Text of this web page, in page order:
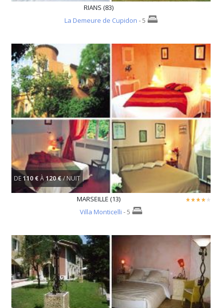
RIANS (83)
La Demeure de Cupidon - 5
DE110 €À120 €/ NUIT
MARSEILLE (13)
Villa Monticelli - 5